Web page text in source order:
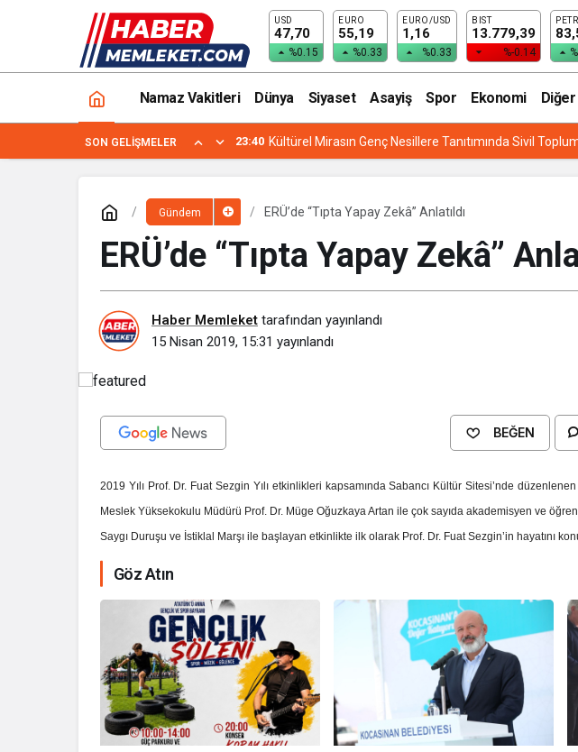
USD
47,70
%0.15
EURO
55,19
%0.33
EURO/USD
1,16
%0.33
BIST
13.779,39
%-0.14
Namaz Vakitleri Dünya Siyaset Asayiş Spor Ekonomi Diğer
SON GELIŞMELER 23:40 Kültürel Mirasın Genç Nesillere Tanıtımında Sivil
Gündem ERÜ’de “Tıpta Yapay Zekâ” Anlatıldı
ERÜ’de “Tıpta Yapay Zekâ”
Haber Memleket tarafından yayınlandı
15 Nisan 2019, 15:31 yayınlandı
BEĞEN
2019 Yılı Prof. Dr. Fuat Sezgin Yılı etkinlikleri kapsamında Sabancı Kültür Sitesi’nde
Meslek Yüksekokulu Müdürü Prof. Dr. Müge Oğuzkaya Artan ile çok sayıda akademisyen ve
Saygı Duruşu ve İstiklal Marşı ile başlayan etkinlikte ilk olarak Prof. Dr. Fuat Sezgin’in hayatını
Göz Atın
Genel
İhale ilanı Kocasinan Belediyesi
KAYSERİ BELEDİYECİLİĞİ DİLLERE DESTAN